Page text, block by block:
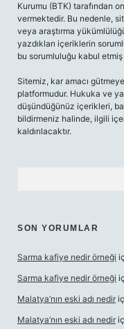
Kurumu (BTK) tarafından
vermektedir. Bu nedenle,
veya araştırma
yazdıkları içeriklerin
bu sorumluluğu kabul etmiş
Sitemiz, kar amacı
platformudur. Hukuka ve
düşündüğünüz içerikleri,
bildirmeniz halinde, ilgili
kaldırılacaktır.
SON YORUMLAR
Sarma kafiye nedir örneği
Sarma kafiye nedir örneği
Malatya’nın eski adı nedir
Malatya’nın eski adı nedir